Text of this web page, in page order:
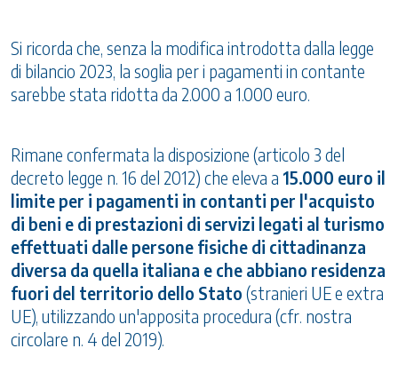
Si ricorda che, senza la modifica introdotta dalla legge
di bilancio 2023, la soglia per i pagamenti in contante
sarebbe stata ridotta da 2.000 a 1.000 euro.
Rimane confermata la disposizione (articolo 3 del
decreto legge n. 16 del 2012) che eleva a 15.000 euro il
limite per i pagamenti in contanti per l'acquisto
di beni e di prestazioni di servizi legati al turismo
effettuati dalle persone fisiche di cittadinanza
diversa da quella italiana e che abbiano residenza
fuori del territorio dello Stato (stranieri UE e extra
UE), utilizzando un'apposita procedura (cfr. nostra
circolare n. 4 del 2019).